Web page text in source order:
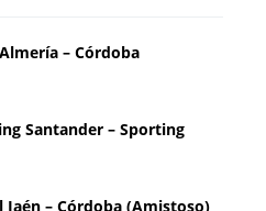
– Córdoba
Santander – Sporting
Jaén – Córdoba (Amistoso)